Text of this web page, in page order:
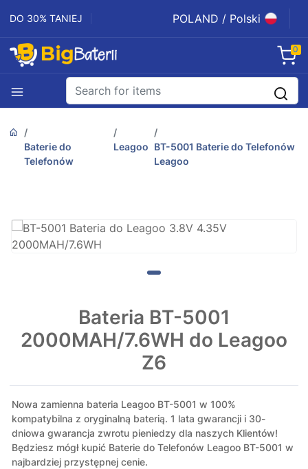
DO 30% TANIEJ POLAND / Polski
0
Baterie do
Telefonów
Leagoo BT-5001 Baterie do Telefonów
Leagoo
Bateria BT-5001
2000MAH/7.6WH do Leagoo
Z6
Nowa zamienna bateria Leagoo BT-5001 w 100%
kompatybilna z oryginalną baterią. 1 lata gwarancji i 30-
dniowa gwarancja zwrotu pieniedzy dla naszych Klientów!
Będziesz mógł kupić Baterie do Telefonów Leagoo BT-5001 w
najbardziej przystępnej cenie.